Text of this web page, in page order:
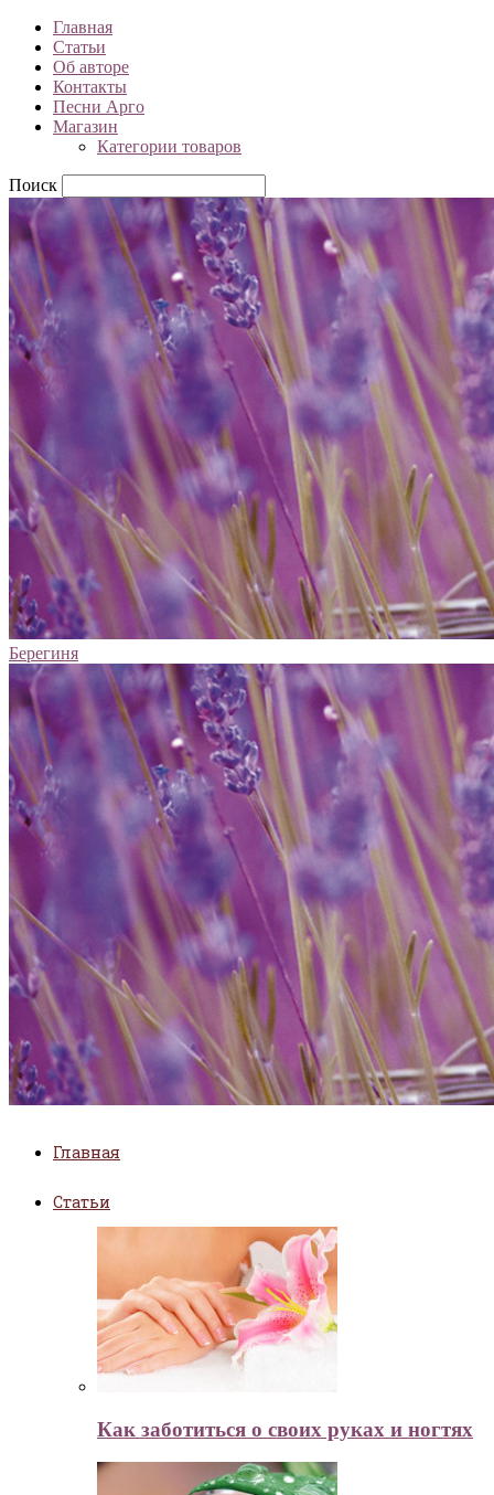
Главная
Статьи
Об авторе
Контакты
Песни Арго
Магазин
Категории товаров
Поиск
Берегиня
Главная
Статьи
Как заботиться о своих руках и ногтях